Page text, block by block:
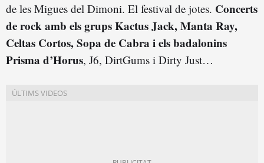
de les Migues del Dimoni. El festival de jotes. Concerts
de rock amb els grups Kactus Jack, Manta Ray,
Celtas Cortos, Sopa de Cabra i els badalonins
Prisma d’Horus, J6, DirtGums i Dirty Just…